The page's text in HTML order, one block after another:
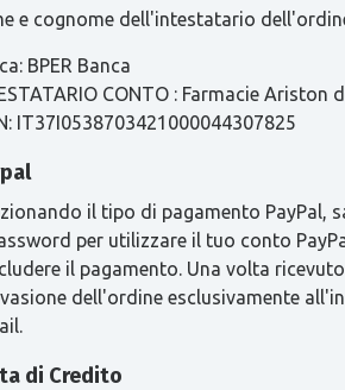
e cognome dell'intestatario
BPER Banca
CONTO : Farmacie
IT37I0538703421000044307825
il tipo di pagamento PayPal,
per utilizzare il tuo conto
il pagamento. Una volta
dell'ordine esclusivamente
di Credito